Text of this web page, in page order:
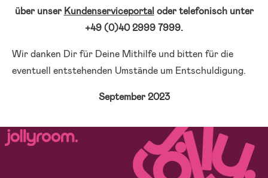
über unser Kundenserviceportal oder telefonisch unter
+49 (0)40 2999 7999.
Wir danken Dir für Deine Mithilfe und bitten für die
eventuell entstehenden Umstände um Entschuldigung.
September 2023